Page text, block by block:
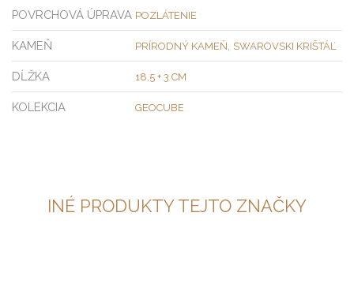
POVRCHOVÁ ÚPRAVA POZLÁTENIE
KAMEŇ PRÍRODNÝ KAMEŇ SWAROVSKI KRIŠTÁĽ
DĹŽKA 18,5 + 3 CM
KOLEKCIA GEOCUBE
INÉ PRODUKTY TEJTO ZNAČKY